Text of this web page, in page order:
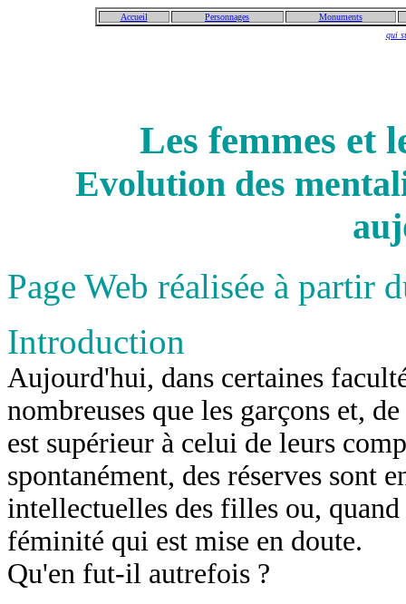
Accueil Personnages
Monuments
qui
Les femmes et
Evolution des
Page Web réalisée à partir
Introduction
Aujourd'hui, dans certaines
nombreuses que les garçons et,
est supérieur à celui de leurs
spontanément, des réserves sont
intellectuelles des filles ou,
féminité qui est mise en doute.
Qu'en fut-il autrefois ?